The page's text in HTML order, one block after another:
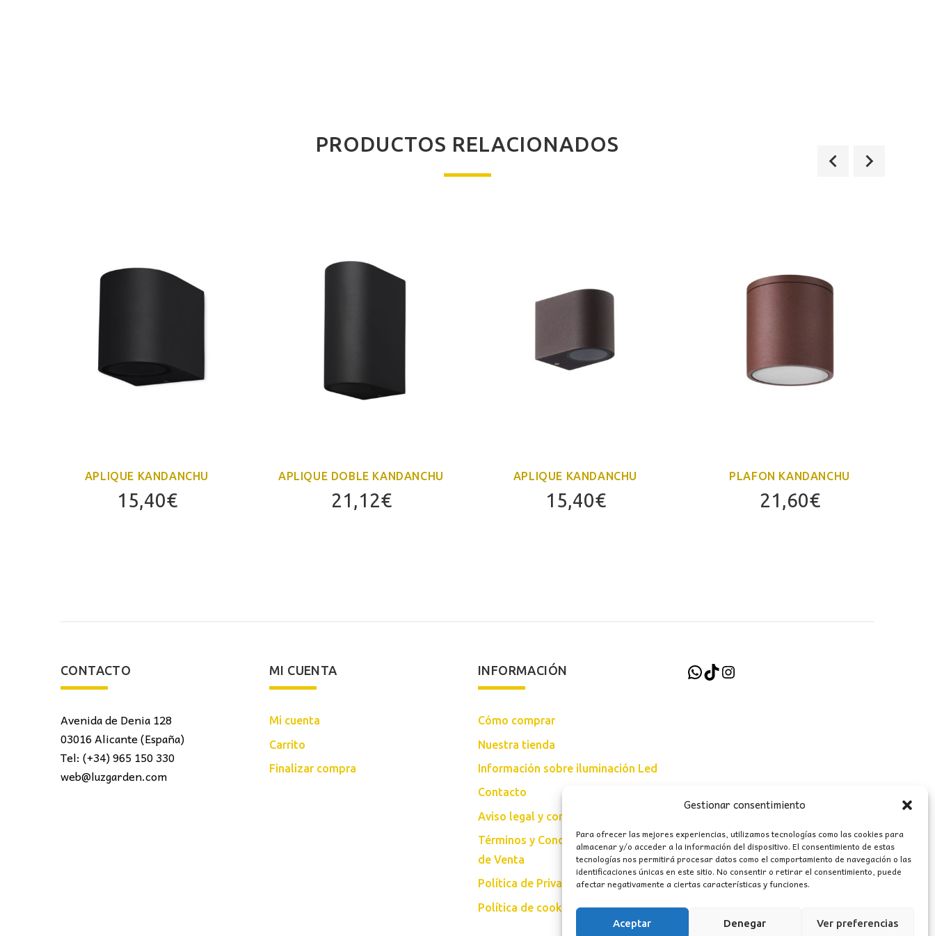
Gestionar consentimiento
Para ofrecer las mejores experiencias, utilizamos tecnologías como las cookies para
almacenar y/o acceder a la información del dispositivo. El consentimiento de estas
tecnologías nos permitirá procesar datos como el comportamiento de navegación o las
identificaciones únicas en este sitio. No consentir o retirar el consentimiento, puede
afectar negativamente a ciertas características y funciones.
Aceptar Denegar Ver preferencias
PRODUCTOS RELACIONADOS
APLIQUE KANDANCHU
15,40€
APLIQUE DOBLE KANDANCHU
21,12€
APLIQUE KANDANCHU
15,40€
PLAFON KANDANCHU
21,60€
CONTACTO
Avenida de Denia 128
03016 Alicante (España)
Tel: (+34) 965 150 330
web@luzgarden.com
MI CUENTA
Mi cuenta
Carrito
Finalizar compra
INFORMACIÓN
Cómo comprar
Nuestra tienda
Información sobre iluminación Led
Contacto
Aviso legal y condiciones de uso
Términos y Condiciones Generales
de Venta
Política de Privacidad
Política de cookies (UE)
WhatsApp
TikTokInstagram